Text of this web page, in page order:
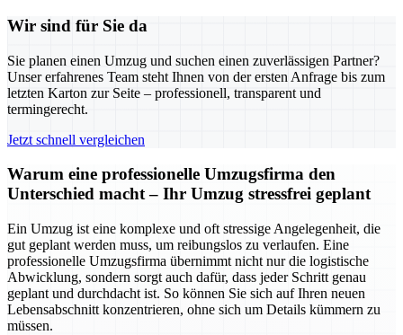
Wir sind für Sie da
Sie planen einen Umzug und suchen einen zuverlässigen Partner?
Unser erfahrenes Team steht Ihnen von der ersten Anfrage bis zum
letzten Karton zur Seite – professionell, transparent und
termingerecht.
Jetzt schnell vergleichen
Warum eine professionelle Umzugsfirma den
Unterschied macht – Ihr Umzug stressfrei geplant
Ein Umzug ist eine komplexe und oft stressige Angelegenheit, die
gut geplant werden muss, um reibungslos zu verlaufen. Eine
professionelle Umzugsfirma übernimmt nicht nur die logistische
Abwicklung, sondern sorgt auch dafür, dass jeder Schritt genau
geplant und durchdacht ist. So können Sie sich auf Ihren neuen
Lebensabschnitt konzentrieren, ohne sich um Details kümmern zu
müssen.